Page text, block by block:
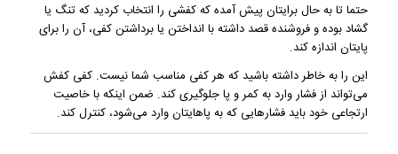
حتما تا به حال برایتان پیش آمده که کفشی را انتخاب کردید که تنگ یا
گشاد بوده و فروشنده قصد داشته با انداختن یا برداشتن کفی، آن را برای
پایتان اندازه کند.
این را به خاطر داشته باشید که هر کفی مناسب شما نیست. کفی کفش
می‌تواند از فشار وارد به کمر و پا جلوگیری کند. ضمن اینکه با خاصیت
ارتجاعی خود باید فشارهایی که به پاهایتان وارد می‌شود، کنترل کند.